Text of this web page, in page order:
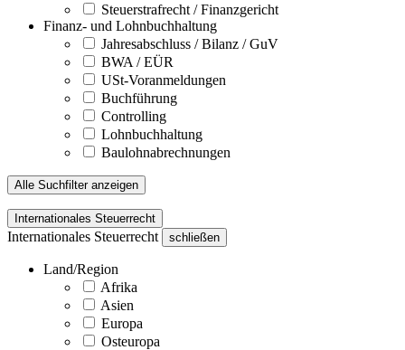
Steuerstrafrecht / Finanzgericht
Finanz- und Lohnbuchhaltung
Jahresabschluss / Bilanz / GuV
BWA / EÜR
USt-Voranmeldungen
Buchführung
Controlling
Lohnbuchhaltung
Baulohnabrechnungen
Alle Suchfilter anzeigen
Internationales Steuerrecht
Internationales Steuerrecht schließen
Land/Region
Afrika
Asien
Europa
Osteuropa